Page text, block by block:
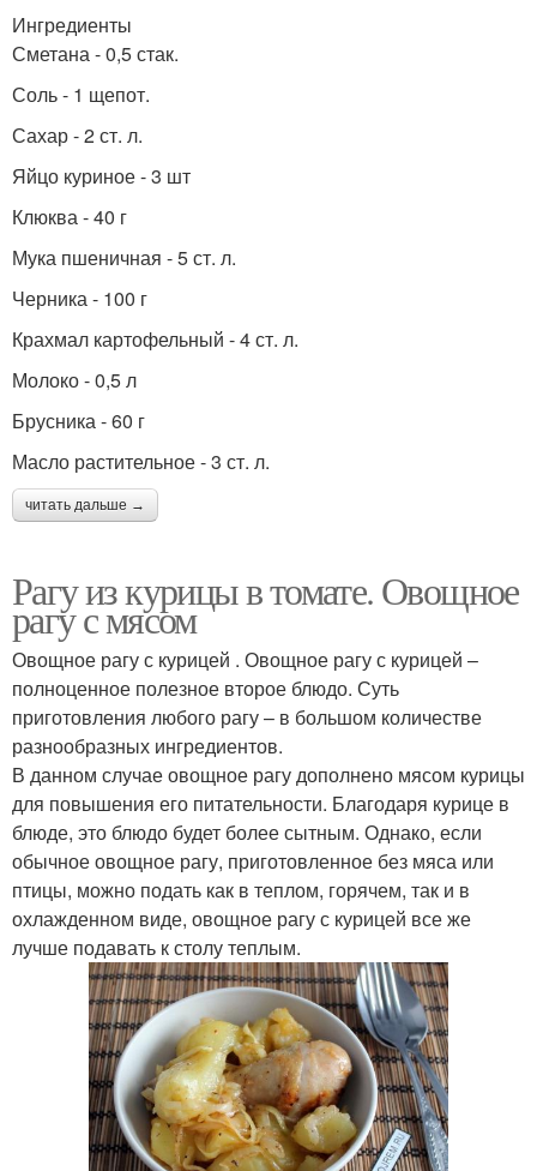
Ингредиенты
Сметана - 0,5 стак.
Соль - 1 щепот.
Сахар - 2 ст. л.
Яйцо куриное - 3 шт
Клюква - 40 г
Мука пшеничная - 5 ст. л.
Черника - 100 г
Крахмал картофельный - 4 ст. л.
Молоко - 0,5 л
Брусника - 60 г
Масло растительное - 3 ст. л.
читать дальше →
Рагу из курицы в томате. Овощное
рагу с мясом
Овощное рагу с курицей . Овощное рагу с курицей –
полноценное полезное второе блюдо. Суть
приготовления любого рагу – в большом количестве
разнообразных ингредиентов.
В данном случае овощное рагу дополнено мясом курицы
для повышения его питательности. Благодаря курице в
блюде, это блюдо будет более сытным. Однако, если
обычное овощное рагу, приготовленное без мяса или
птицы, можно подать как в теплом, горячем, так и в
охлажденном виде, овощное рагу с курицей все же
лучше подавать к столу теплым.